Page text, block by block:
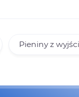
Pieniny z